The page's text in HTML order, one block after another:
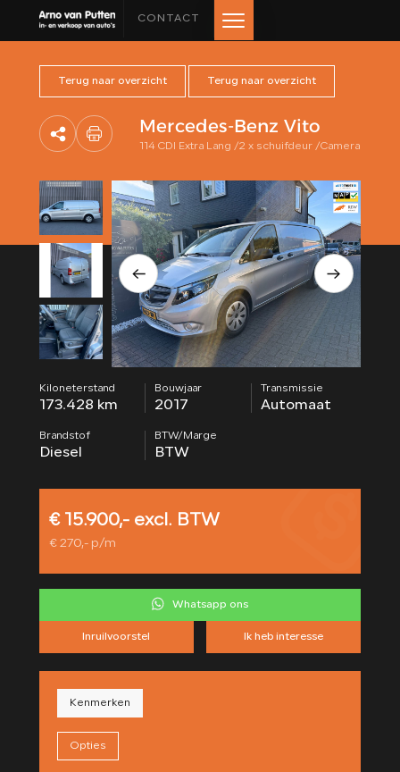
CONTACT
HOME
AANBOD
LEASE AANBOD
DIENSTEN
VERKOCHT
OVER ONS
BEOORDELINGEN
CONTACT
Terug naar overzicht Terug naar overzicht
Mercedes-Benz Vito
114 CDI Extra Lang /2 x schuifdeur /Camera
Kiloneterstand
173.428 km
Bouwjaar
2017
Transmissie
Automaat
Brandstof
Diesel
BTW/Marge
BTW
€ 15.900,- excl. BTW
€ 270,- p/m
Whatsapp ons
Inruilvoorstel Ik heb interesse
Kenmerken
Opties